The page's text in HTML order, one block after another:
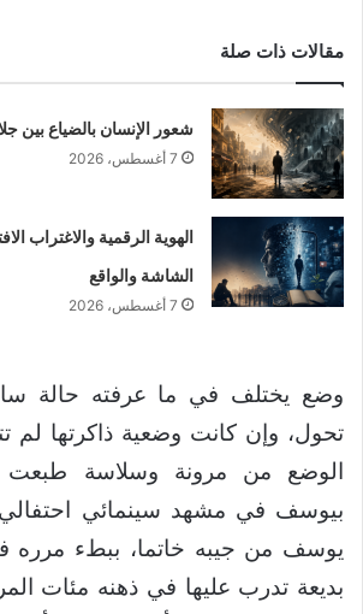
مقالات ذات صلة
شعور الإنسان بالضياع بين
7 أغسطس، 2026
الهوية الرقمية والاغتراب
الشاشة والواقع
7 أغسطس، 2026
وضع يختلف في ما عرفته حالة
تحول، وإن كانت وضعية ذاكرتها لم
الوضع من مرونة وسلاسة طبعت
بيوسف في مشهد سينمائي
يوسف من جيبه خاتما، ببطء مرره
بديعة تدرب عليها في ذهنه مئات